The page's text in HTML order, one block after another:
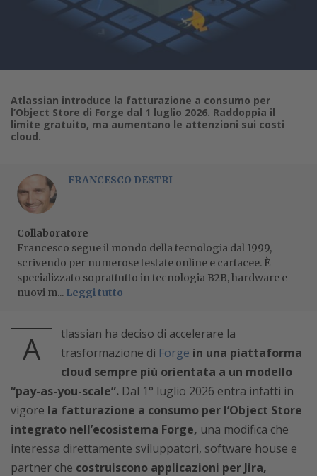
Atlassian introduce la fatturazione a consumo per
l’Object Store di Forge dal 1 luglio 2026. Raddoppia il
limite gratuito, ma aumentano le attenzioni sui costi
cloud.
FRANCESCO DESTRI
Collaboratore
Francesco segue il mondo della tecnologia dal 1999,
scrivendo per numerose testate online e cartacee. È
specializzato soprattutto in tecnologia B2B, hardware e
nuovi m... Leggi tutto
A
tlassian ha deciso di accelerare la
trasformazione di Forge in una piattaforma
cloud sempre più orientata a un modello
“pay-as-you-scale”. Dal 1° luglio 2026 entra infatti in
vigore la fatturazione a consumo per l’Object Store
integrato nell’ecosistema Forge, una modifica che
interessa direttamente sviluppatori, software house e
partner che costruiscono applicazioni per Jira,